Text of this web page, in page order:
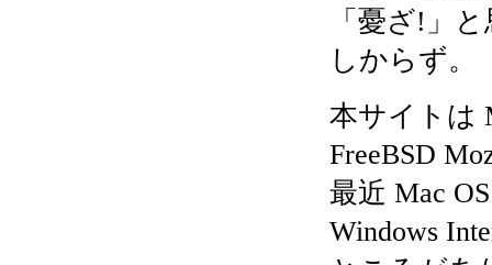
「憂ざ!」
しからず。
本サイトは
FreeBSD
最近 Mac
Windows